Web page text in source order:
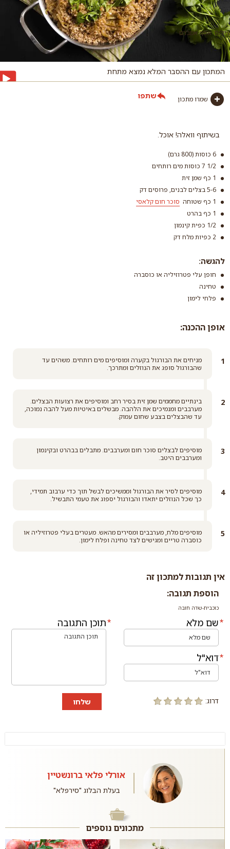
צילום: אסף אמברם
המתכון עם ההסבר המלא נמצא מתחת
שמרו מתכון שתפו
בשיתוף וואלה! אוכל.
6 כוסות (800 גרם)
1/2 7 כוסות מים רותחים
1 כף שמן זית
5-6 בצלים לבנים, פרוסים דק
1 כף שטוחה
סוכר חום קלאסי
סוכר חום קלאסי
1 כף בהרט
1/2 כפית קינמון
2 כפיות מלח דק
להגשה:
חופן עלי פטרוזיליה או כוסברה
טחינה
פלחי לימון
אופן ההכנה:
מניחים את הבורגול בקערה ומוסיפים מים רותחים. משהים עד
שהבורגול סופג את הנוזלים ומתרכך.
בינתיים מחממים שמן זית בסיר רחב ומוסיפים את רצועות הבצלים.
מערבבים ומנמיכים את הלהבה. מבשלים באיטיות מעל להבה נמוכה,
עד שהבצלים בצבע שחום עמוק.
מוסיפים לבצלים סוכר חום ומערבבים. מתבלים בבהרט ובקינמון
ומערבבים היטב.
מוסיפים לסיר את הבורגול וממשיכים לבשל תוך כדי ערבוב תמידי,
כך שכל הנוזלים יתאדו והבורגול יספוג את טעמי התבשיל.
מוסיפים מלח, מערבבים ומסירים מהאש. מעטרים בעלי פטרוזיליה או
כוסברה טריים ומגישים לצד טחינה ופלח לימון.
אין תגובות למתכון זה
הוספת תגובה:
כוכבית-שדה חובה
שם מלא
דוא"ל
תוכן התגובה
דרוג: שלחו
אורלי פלאי ברונשטיין
בעלת הבלוג "סירפלא"
מתכונים נוספים